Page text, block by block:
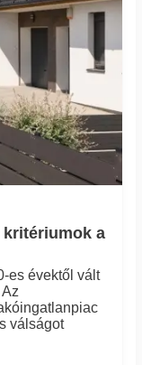
kritériumok a
es évektől vált
válságot